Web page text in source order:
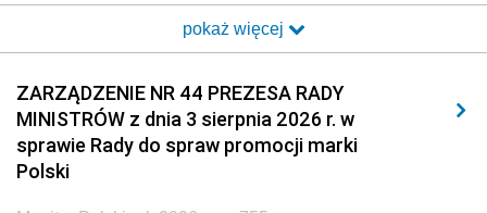
2017 2016 2015
2014 2013 2012
2011 2010 2009
2008 2007 2006
2005
pokaż więcej
ZARZĄDZENIE NR 44 PREZESA RADY
MINISTRÓW z dnia 3 sierpnia 2026 r. w
sprawie Rady do spraw promocji marki
Polski